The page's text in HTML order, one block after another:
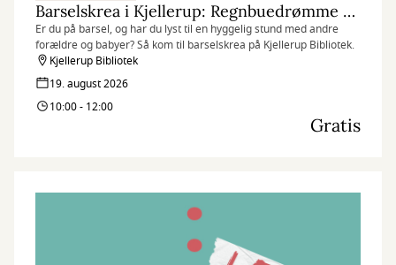
Barselskrea i Kjellerup: Regnbuedrømme til babyværelset
Er du på barsel, og har du lyst til en hyggelig stund med andre
forældre og babyer? Så kom til barselskrea på Kjellerup Bibliotek.
Kjellerup Bibliotek
19. august 2026
10:00 - 12:00
Gratis